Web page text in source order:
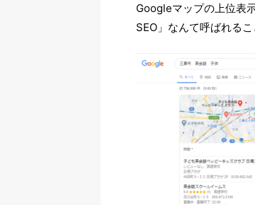
Googleマップの上位表
SEO」なんて呼ばれるこ